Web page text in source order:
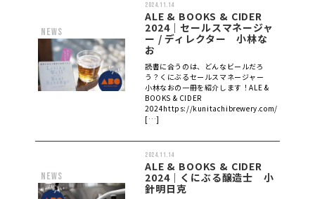
news
2024.11.14
ALE & BOOKS & CIDER
2024｜セールスマネージャ
ー / ディレクター 小林な
お
読書に合うのは、どんなビールだろ
う？くにぶるセールスマネージャー
小林なおの一冊を紹介します！ALE &
BOOKS & CIDER
2024https://kunitachibrewery.com/al
[…]
news
2024.11.14
ALE & BOOKS & CIDER
2024｜くにぶる醸造士 小
針明日克